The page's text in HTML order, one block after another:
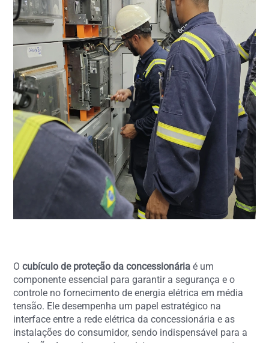
Ocubículo de proteção da concessionária é um
componente essencial para garantir a segurança e o
controle no fornecimento de energia elétrica em média
tensão. Ele desempenha um papel estratégico na
interface entre a rede elétrica da concessionária e as
instalações do consumidor, sendo indispensável para a